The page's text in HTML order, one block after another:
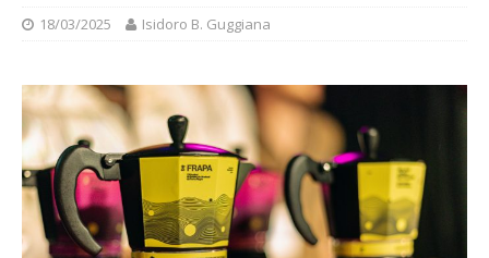
18/03/2025 Isidoro B. Guggiana